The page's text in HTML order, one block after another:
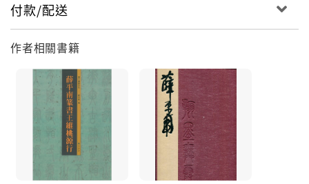
付款/配送
作者相關書籍